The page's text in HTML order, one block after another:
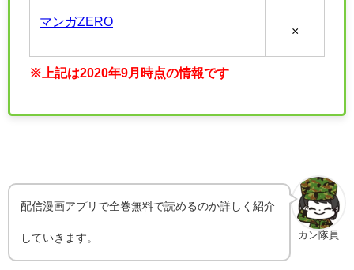
マンガZERO
×
※上記は2020年9月時点の情報です
カン隊員
配信漫画アプリで全巻無料で読めるのか詳しく紹介
していきます。